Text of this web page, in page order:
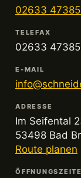
02633
TELEFAX
02633
E-MAIL
ADRESSE
Im Seifental
53498 Bad
Route planen